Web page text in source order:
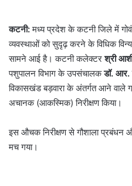
कटनी:मध्य प्रदेश के कटनी जिले में
व्यवस्थाओं को सुदृढ़ करने के विधिक
सामने आई है। कटनी कलेक्टरश्री
पशुपालन विभाग के उपसंचालकडॉ. आर.
विकासखंड बड़वारा के अंतर्गत आने वाले
अचानक (आकस्मिक) निरीक्षण किया।
इस औचक निरीक्षण से गौशाला
मच गया।